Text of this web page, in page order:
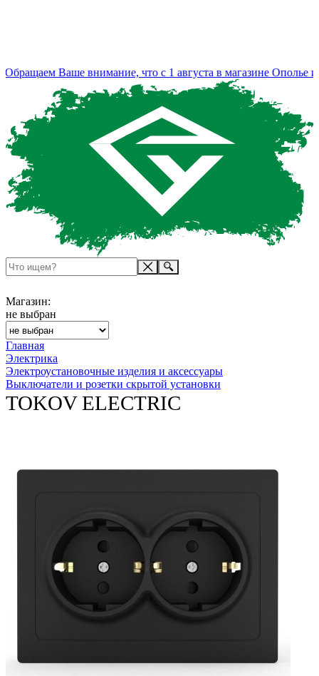
Ваше внимание, что с 1 августа в магазине Ополье
Магазин:
не выбран
Главная
Электрика
Электроустановочные изделия и аксессуары
Выключатели и розетки скрытой установки
TOKOV ELECTRIC